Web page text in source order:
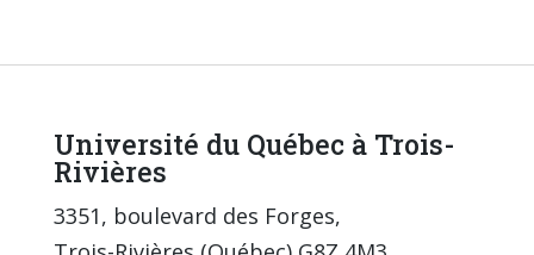
Université du Québec à Trois-
Rivières
3351, boulevard des Forges,